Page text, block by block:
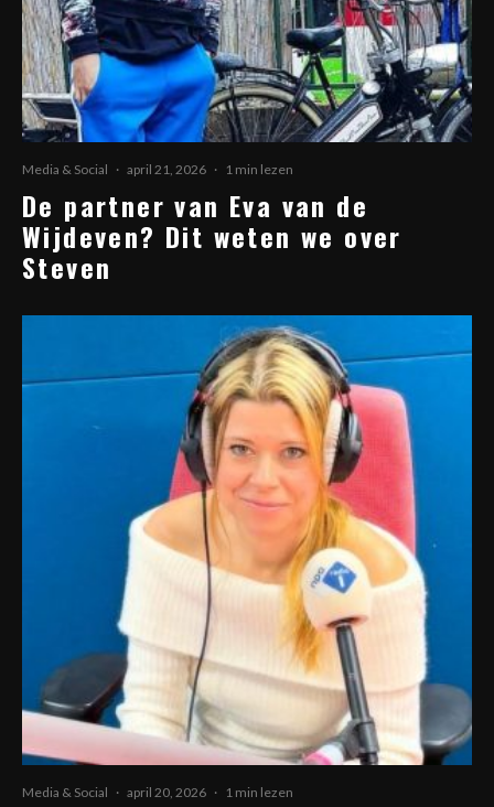
Media & Social · april 21, 2026 · 1 min lezen
De partner van Eva van de
Wijdeven? Dit weten we over
Steven
Media & Social · april 20, 2026 · 1 min lezen